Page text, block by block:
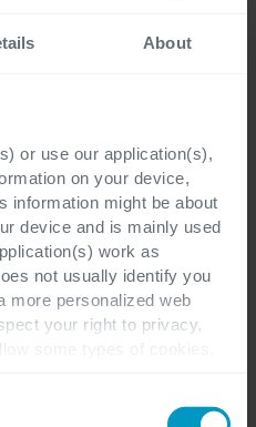
About
or use our application(s),
on your device,
information might be about
device and is mainly used
work as
not usually identify you
more personalized web
your right to privacy,
should be aware that
Atlassian-
architectuur.